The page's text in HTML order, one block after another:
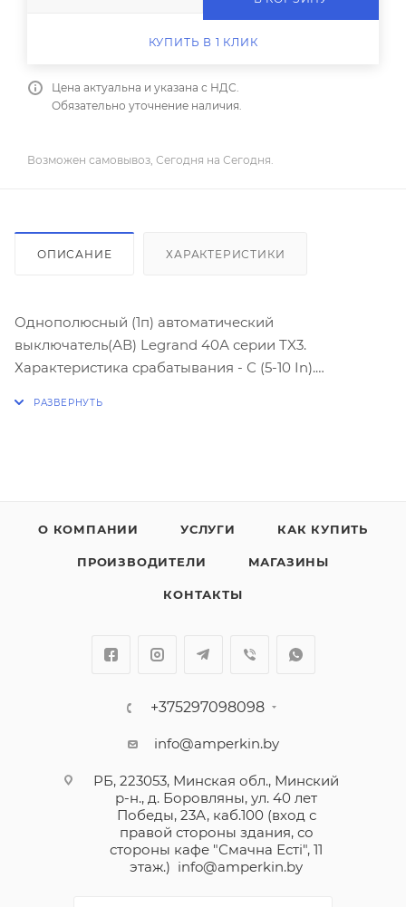
КУПИТЬ В 1 КЛИК
Цена актуальна и указана с НДС.
Обязательно уточнение наличия.
Возможен самовывоз, Сегодня на Сегодня.
ОПИСАНИЕ ХАРАКТЕРИСТИКИ
Однополюсный (1п) автоматический
выключатель(АВ) Legrand 40А серии TX3.
Характеристика срабатывания - С (5-10 In).
гребенчатыми шинами.
или "Отключен".
Большой ассортимент аксессуаров и модулей
О КОМПАНИИ УСЛУГИ КАК КУПИТЬ
ПРОИЗВОДИТЕЛИ МАГАЗИНЫ
КОНТАКТЫ
+375297098098
info@amperkin.by
РБ, 223053, Минская обл., Минский
р-н., д. Боровляны, ул. 40 лет
Победы, 23А, каб.100 (вход с
правой стороны здания, со
стороны кафе "Смачна Естi", 11
этаж.) info@amperkin.by